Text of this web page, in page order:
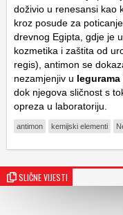
doživio u renesansi kao
kroz posude za
drevnog Egipta, gdje je
kozmetika i zaštita od
regis), antimon se
nezamjenjiv u legurama
dok njegova sličnost s
opreza u laboratoriju.
antimon kemijski elementi
SLIČNE VIJESTI